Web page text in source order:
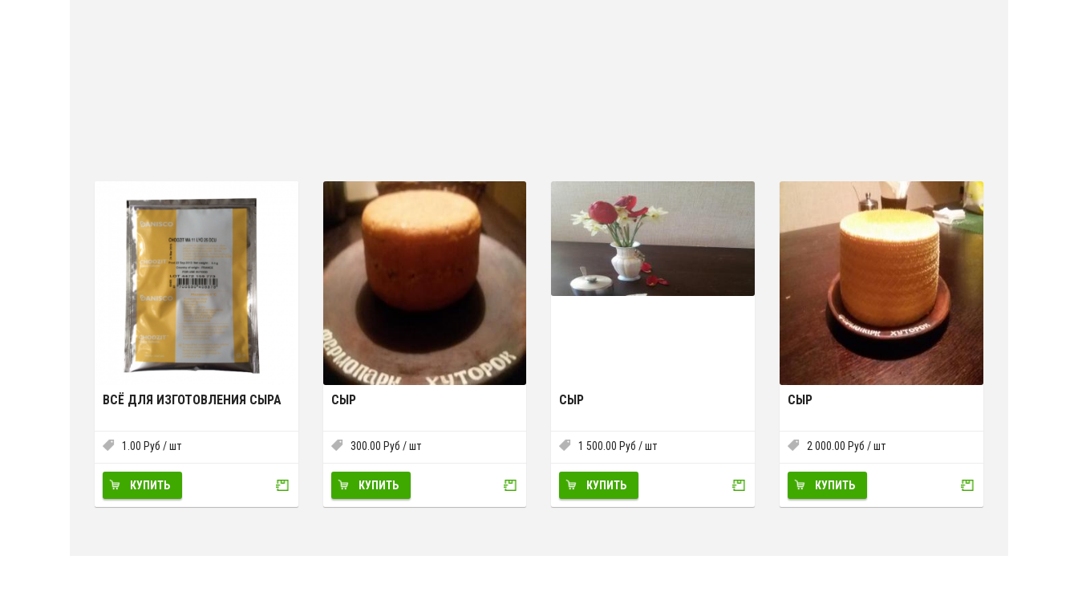
ВСЁ ДЛЯ ИЗГОТОВЛЕНИЯ СЫРА
1.00 Руб / шт
КУПИТЬ
СЫР
300.00 Руб / шт
КУПИТЬ
СЫР
1 500.00 Руб / шт
КУПИТЬ
СЫР
2 000.00 Руб / шт
КУПИТЬ